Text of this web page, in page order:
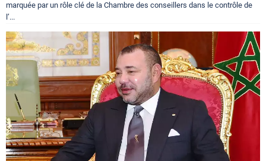
marquée par un rôle clé de la Chambre des conseillers dans le contrôle de
l’...